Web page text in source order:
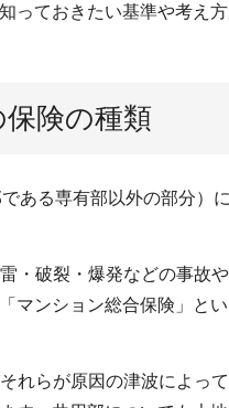
っておきたい基準や考え
険の種類
ある専有部以外の部分）
・破裂・爆発などの事故
マンション総合保険」と
れらが原因の津波によっ